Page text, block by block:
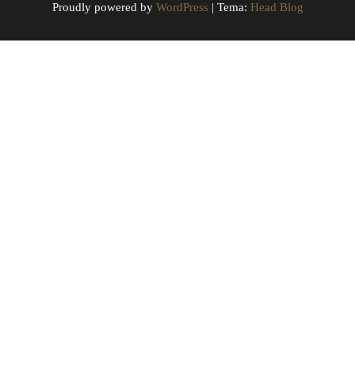
Proudly powered by WordPress | Tema: Head Blog